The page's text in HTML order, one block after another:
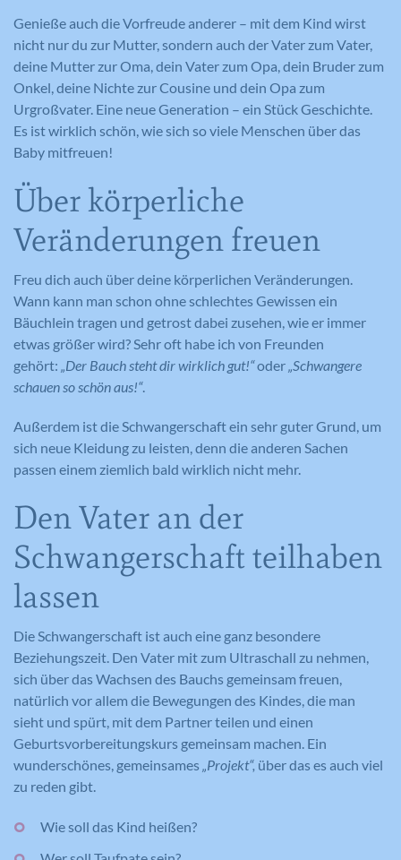
Genieße auch die Vorfreude anderer – mit dem Kind wirst
nicht nur du zur Mutter, sondern auch der Vater zum Vater,
deine Mutter zur Oma, dein Vater zum Opa, dein Bruder zum
Onkel, deine Nichte zur Cousine und dein Opa zum
Urgroßvater. Eine neue Generation – ein Stück Geschichte.
Es ist wirklich schön, wie sich so viele Menschen über das
Baby mitfreuen!
Über körperliche
Veränderungen freuen
Freu dich auch über deine körperlichen Veränderungen.
Wann kann man schon ohne schlechtes Gewissen ein
Bäuchlein tragen und getrost dabei zusehen, wie er immer
etwas größer wird? Sehr oft habe ich von Freunden
gehört: „Der Bauch steht dir wirklich gut!“oder„Schwangere
schauen so schön aus!“.
Außerdem ist die Schwangerschaft ein sehr guter Grund, um
sich neue Kleidung zu leisten, denn die anderen Sachen
passen einem ziemlich bald wirklich nicht mehr.
Den Vater an der
Schwangerschaft teilhaben
lassen
Die Schwangerschaft ist auch eine ganz besondere
Beziehungszeit. Den Vater mit zum Ultraschall zu nehmen,
sich über das Wachsen des Bauchs gemeinsam freuen,
natürlich vor allem die Bewegungen des Kindes, die man
sieht und spürt, mit dem Partner teilen und einen
Geburtsvorbereitungskurs gemeinsam machen. Ein
wunderschönes, gemeinsames „Projekt“, über das es auch viel
zu reden gibt.
Wie soll das Kind heißen?